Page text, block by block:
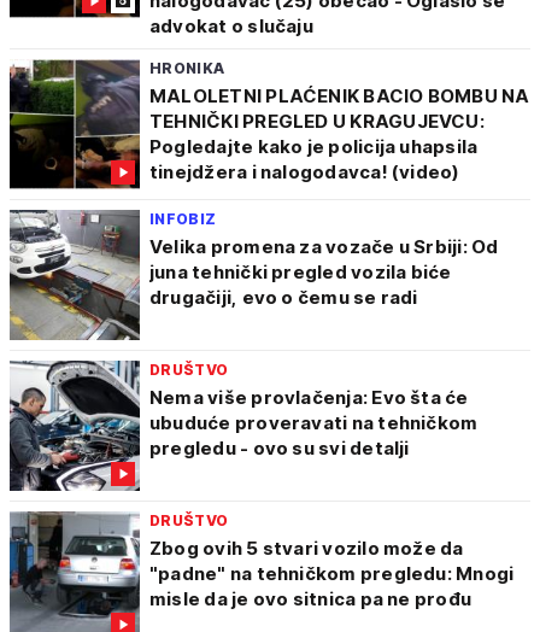
advokat o slučaju
HRONIKA
MALOLETNI PLAĆENIK BACIO BOMBU NA
TEHNIČKI PREGLED U KRAGUJEVCU:
Pogledajte kako je policija uhapsila
tinejdžera i nalogodavca! (video)
INFOBIZ
Velika promena za vozače u Srbiji: Od
juna tehnički pregled vozila biće
drugačiji, evo o čemu se radi
DRUŠTVO
Nema više provlačenja: Evo šta će
ubuduće proveravati na tehničkom
pregledu - ovo su svi detalji
DRUŠTVO
Zbog ovih 5 stvari vozilo može da
"padne" na tehničkom pregledu: Mnogi
misle da je ovo sitnica pa ne prođu